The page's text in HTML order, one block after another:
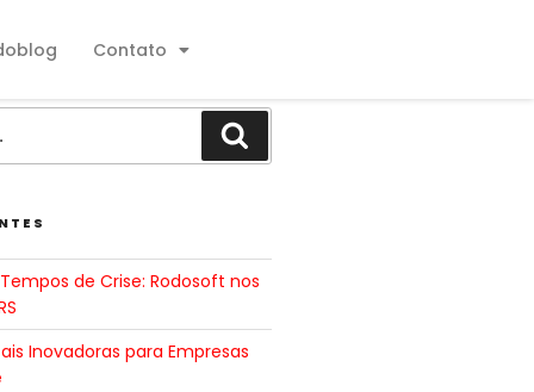
Contato
de Crise: Rodosoft nos
Inovadoras para Empresas